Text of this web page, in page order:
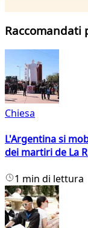
Raccomandati
Chiesa
L'Argentina si
dei martiri de La
1 min di lettura